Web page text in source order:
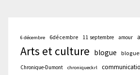
6 décembre 6décembre 11 septembre amour
Arts et culture blogue
Chronique-Dumont chroniqueckrl